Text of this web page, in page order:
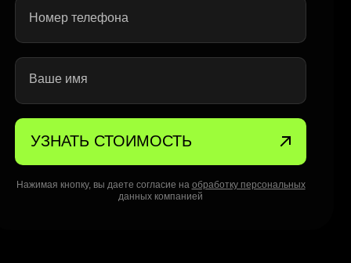
Номер телефона
Ваше имя
УЗНАТЬ СТОИМОСТЬ
Нажимая кнопку, вы даете согласие на обработку персональных
данных компанией